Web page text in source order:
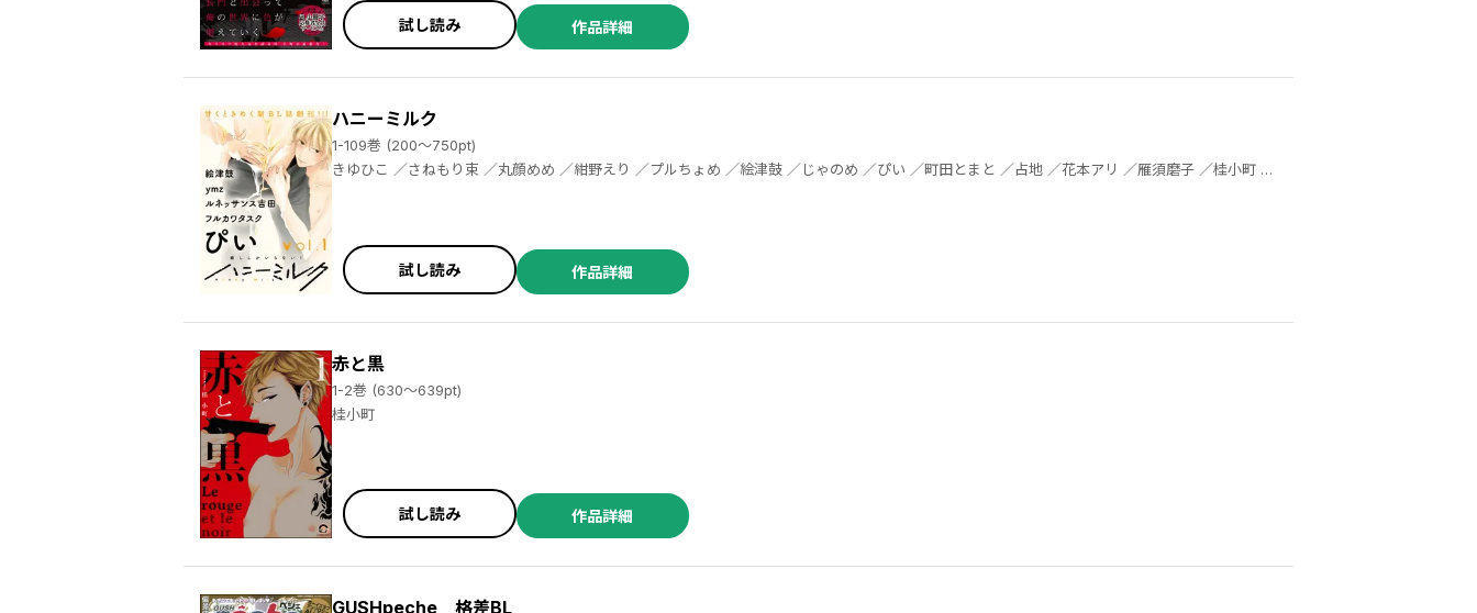
試し読み 作品詳細
ハニーミルク
1-109巻 (200～750pt)
きゆひこ ／さねもり束 ／丸顔めめ ／紺野えり ／プルちょめ ／絵津鼓 ／じゃのめ ／ぴい ／町田とまと ／占地 ／花本アリ ／雁須磨子 ／桂小町 ／灯乃モト ／市川けい ／カズ ／ｙｍｚ ／高比良りと ／星名あんじ ／櫻井タイキ ／あさひよひ ／さり ／星名あんじ ／高比良りと ／清永かすみ ／犬飼のの ／フミト ／里美ゆえ ／ぴい ／町田とまと ／フルカワタスク ／プルちょめ ／ルネッサンス吉田 ／ルネッサンス吉田 ／フルカワタスク ／高岡ミズミ ／綺戸彩乃 ／一穂ミチ ／ハニーミルク編集部 ／さり
試し読み 作品詳細
赤と黒
1-2巻 (630～639pt)
桂小町
試し読み 作品詳細
GUSHpeche 格差BL